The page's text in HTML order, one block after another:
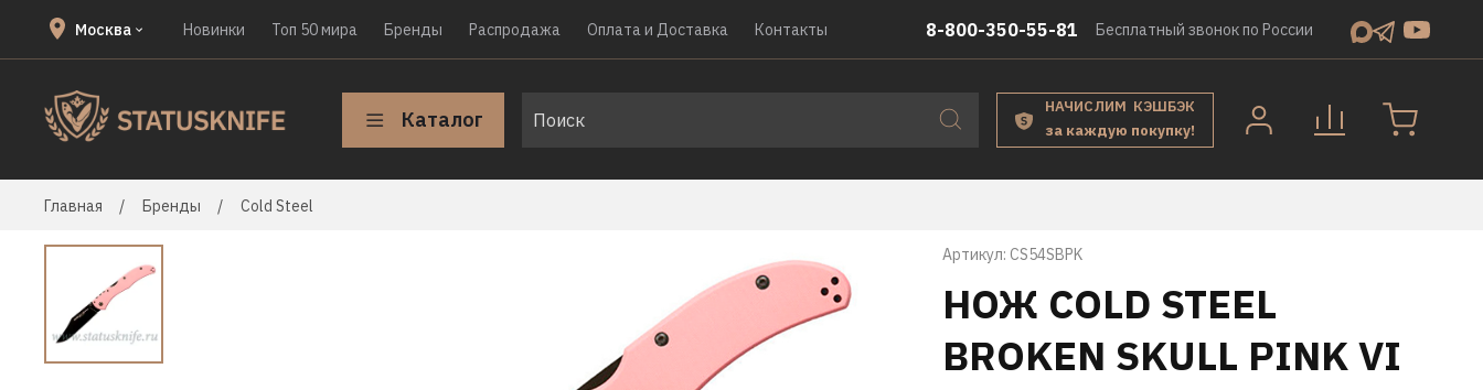
Москва Новинки Топ 50 мира Бренды Распродажа Оплата и Доставка Контакты 8-800-350-55-81 Бесплатный звонок по России
Каталог
НАЧИСЛИМ КЭШБЭК
за каждую покупку!
Главная Бренды Cold Steel
Артикул: CS54SBPK
НОЖ COLD STEEL
BROKEN SKULL PINK VI